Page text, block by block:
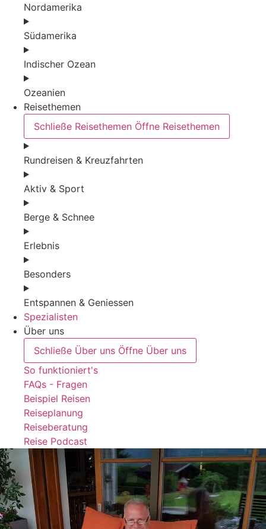
Nordamerika
Südamerika
Indischer Ozean
Ozeanien
Reisethemen
Schließe Reisethemen Öffne Reisethemen
Rundreisen & Kreuzfahrten
Aktiv & Sport
Berge & Schnee
Erlebnis
Besonders
Entspannen & Geniessen
Spezialisten
Über uns
Schließe Über uns Öffne Über uns
So funktioniert's
FAQs - Fragen
Beispiel Reisen
Reiseplanung
Reiseberatung
Reise Podcast